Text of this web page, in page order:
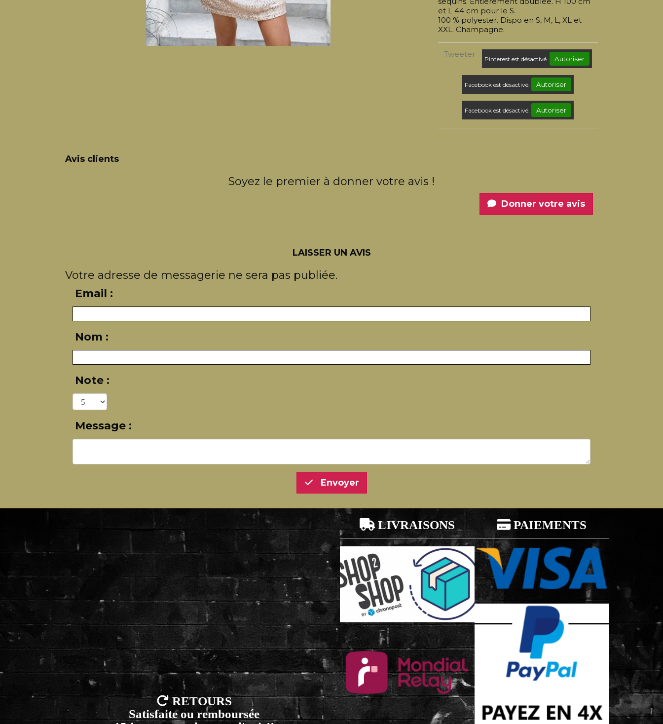
et L 44 cm pour le S.
100 % polyester. Dispo en S, M, L, XL et
XXL. Champagne.
Tweeter
Pinterest est désactivé. Autoriser
Facebook est désactivé. Autoriser
Facebook est désactivé. Autoriser
Avis clients
Soyez le premier à donner votre avis !
Donner votre avis
LAISSER UN AVIS
Votre adresse de messagerie ne sera pas publiée.
Email :
Nom :
Note :
Message :
Envoyer
 RETOURS
Satisfaite ou remboursée
 LIVRAISONS  PAIEMENTS